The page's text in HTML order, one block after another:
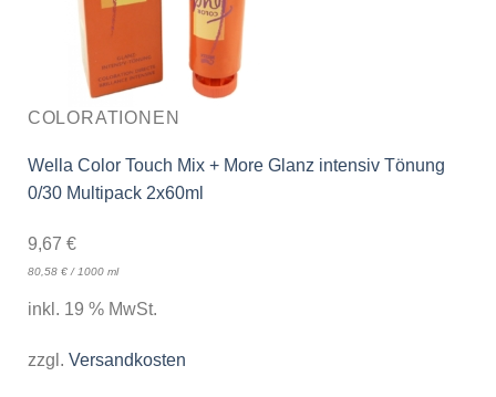
COLORATIONEN
Wella Color Touch Mix + More Glanz intensiv Tönung
0/30 Multipack 2x60ml
9,67 €
80,58 €/ 1000 ml
inkl. 19 % MwSt.
zzgl. Versandkosten